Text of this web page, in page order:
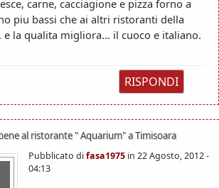
carne, cacciagione e pizza forno a
piu bassi che ai altri ristoranti della
e la qualita migliora... il cuoco e italiano.
RISPONDI
al ristorante " Aquarium" a Timisoara
Pubblicato difasa1975 in 22 Agosto, 2012 -
04:13